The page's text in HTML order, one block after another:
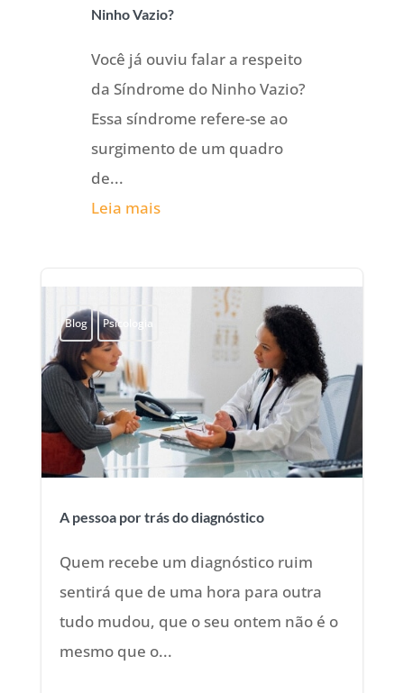
Ninho Vazio?
Você já ouviu falar a respeito
da Síndrome do Ninho Vazio?
Essa síndrome refere-se ao
surgimento de um quadro
de...
Leia mais
Blog Psicologia
A pessoa por trás do diagnóstico
Quem recebe um diagnóstico ruim
sentirá que de uma hora para outra
tudo mudou, que o seu ontem não é o
mesmo que o...